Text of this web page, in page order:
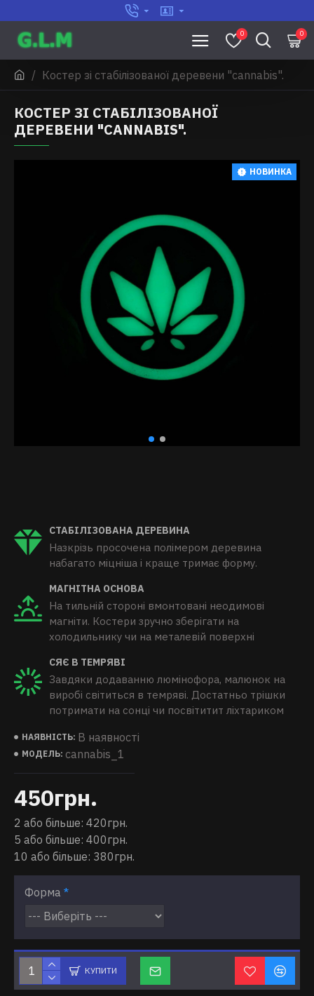
0 0
Костер зі стабілізованої деревени "cannabis".
КОСТЕР ЗІ СТАБІЛІЗОВАНОЇ
ДЕРЕВЕНИ "CANNABIS".
НОВИНКА
СТАБІЛІЗОВАНА ДЕРЕВИНА
Назкрізь просочена полімером деревина
набагато міцніша і краще тримає форму.
МАГНІТНА ОСНОВА
На тильній стороні вмонтовані неодимові
магніти. Костери зручно зберігати на
холодильнику чи на металевій поверхні
СЯЄ В ТЕМРЯВІ
Завдяки додаванню люмінофора, малюнок на
виробі світиться в темряві. Достатньо трішки
потримати на сонці чи посвітитит ліхтариком
НАЯВНІСТЬ: В наявності
МОДЕЛЬ: cannabis_1
450грн.
2 або більше: 420грн.
5 або більше: 400грн.
10 або більше: 380грн.
Форма
КУПИТИ